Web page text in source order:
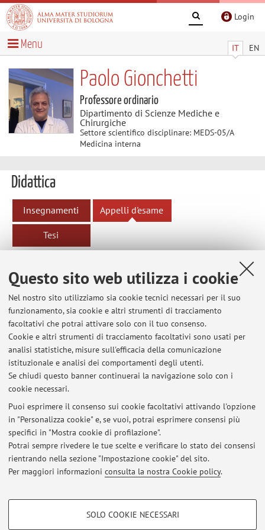
Questo sito web utilizza i cookie
Nel nostro sito utilizziamo sia cookie tecnici necessari per il suo
funzionamento, sia cookie e altri strumenti di tracciamento
facoltativi che potrai attivare solo con il tuo consenso.
Cookie e altri strumenti di tracciamento facoltativi sono usati per
analisi statistiche, misure sull'efficacia della comunicazione
istituzionale e analisi dei comportamenti degli utenti.
Se chiudi questo banner continuerai la navigazione solo con i
cookie necessari.
Puoi esprimere il consenso sui cookie facoltativi attivando l'opzione
in "Personalizza cookie" e, se vuoi, potrai esprimere consensi più
specifici in "Mostra cookie di profilazione".
Potrai sempre rivedere le tue scelte e verificare lo stato dei consensi
rientrando nella sezione "Impostazione cookie" del sito.
Per maggiori informazioni consulta la nostra Cookie policy.
COOKIE DI PROFILAZIONE - FACOLTATIVI
SOLO COOKIE NECESSARI
Login
IT EN
Menu
Paolo Gionchetti
Professore ordinario
Dipartimento di Scienze Mediche e
Chirurgiche
Settore scientifico disciplinare: MEDS-05/A
Medicina interna
Didattica
Insegnamenti Appelli d'esame
Tesi
Elenco degli appelli pubblicati sino ad oggi, suddivisi per
insegnamento. Per le informazioni dettagliate accedi ad
AlmaEsami.
34356 - SCIENZE MEDICHE (C.I.)
Ultimi avvisi
Al momento non sono presenti avvisi.
Area riservata